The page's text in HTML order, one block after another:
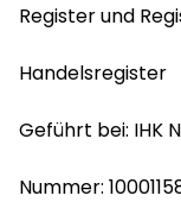
Register und
Handelsregister
Geführt bei: IHK
Nummer: